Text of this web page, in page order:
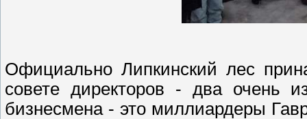
Официально Липкинский лес
совете директоров - два очень
бизнесмена - это миллиардеры